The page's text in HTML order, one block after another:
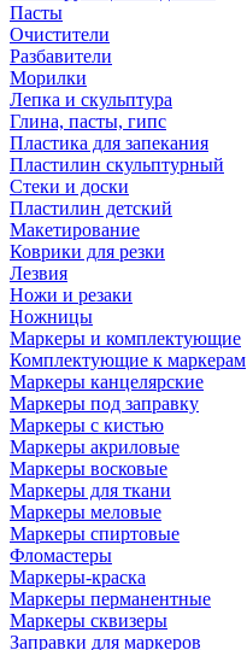
Пасты
Очистители
Разбавители
Морилки
Лепка и скульптура
Глина, пасты, гипс
Пластика для запекания
Пластилин скульптурный
Стеки и доски
Пластилин детский
Макетирование
Коврики для резки
Лезвия
Ножи и резаки
Ножницы
Маркеры и комплектующие
Комплектующие к маркерам
Маркеры канцелярские
Маркеры под заправку
Маркеры с кистью
Маркеры акриловые
Маркеры восковые
Маркеры для ткани
Маркеры меловые
Маркеры спиртовые
Фломастеры
Маркеры-краска
Маркеры перманентные
Маркеры сквизеры
Заправки для маркеров